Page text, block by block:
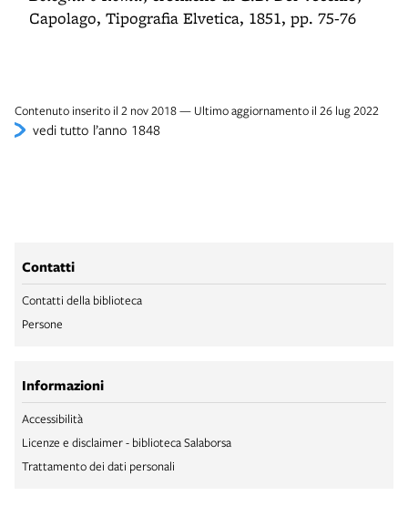
Capolago, Tipografia Elvetica, 1851, pp. 75-76
Contenuto inserito il 2 nov 2018 — Ultimo aggiornamento il 26 lug 2022
vedi tutto l’anno 1848
Contatti
Contatti della biblioteca
Persone
Informazioni
Accessibilità
Licenze e disclaimer - biblioteca Salaborsa
Trattamento dei dati personali